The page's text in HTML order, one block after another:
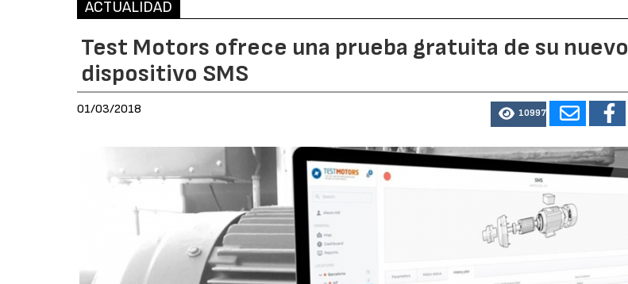
ACTUALIDAD
Test Motors ofrece una prueba gratuita de su nuevo
dispositivo SMS
01/03/2018 10997